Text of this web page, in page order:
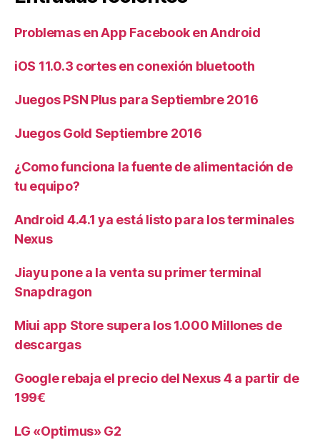
Problemas en App Facebook en Android
iOS 11.0.3 cortes en conexión bluetooth
Juegos PSN Plus para Septiembre 2016
Juegos Gold Septiembre 2016
¿Como funciona la fuente de alimentación de
tu equipo?
Android 4.4.1 ya está listo para los terminales
Nexus
Jiayu pone a la venta su primer terminal
Snapdragon
Miui app Store supera los 1.000 Millones de
descargas
Google rebaja el precio del Nexus 4 a partir de
199€
LG «Optimus» G2